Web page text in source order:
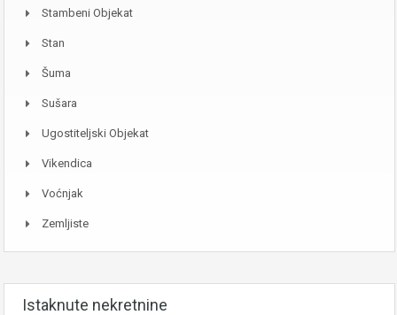
Stambeni Objekat
Stan
Šuma
Sušara
Ugostiteljski Objekat
Vikendica
Voćnjak
Zemljiste
Istaknute nekretnine